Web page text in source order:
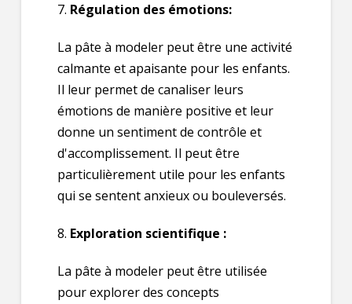
7. Régulation des émotions:
La pâte à modeler peut être une activité
calmante et apaisante pour les enfants.
Il leur permet de canaliser leurs
émotions de manière positive et leur
donne un sentiment de contrôle et
d'accomplissement. Il peut être
particulièrement utile pour les enfants
qui se sentent anxieux ou bouleversés.
8. Exploration scientifique :
La pâte à modeler peut être utilisée
pour explorer des concepts